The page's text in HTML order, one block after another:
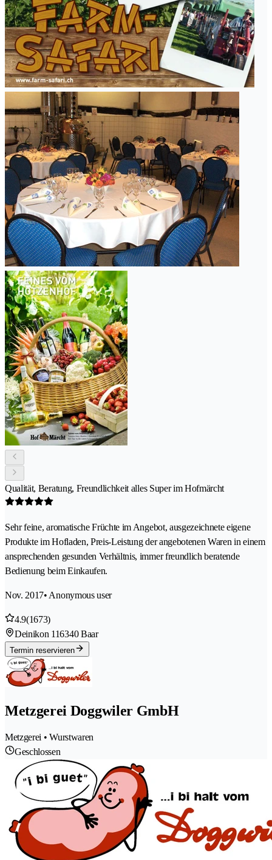
Qualität, Beratung, Freundlichkeit alles Super im Hofmärcht
Sehr feine, aromatische Früchte im Angebot, ausgezeichnete eigene
Produkte im Hofladen, Preis-Leistung der angebotenen Waren in einem
ansprechenden gesunden Verhältnis, immer freundlich beratende
Bedienung beim Einkaufen.
Nov. 2017• Anonymous user
4.9(1673)
Deinikon 116340 Baar
Termin reservieren
Metzgerei Doggwiler GmbH
Metzgerei • Wurstwaren
Geschlossen